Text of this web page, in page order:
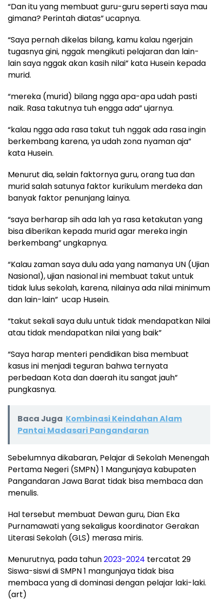
“Dan itu yang membuat guru-guru seperti saya mau
gimana? Perintah diatas” ucapnya.
“Saya pernah dikelas bilang, kamu kalau ngerjain
tugasnya gini, nggak mengikuti pelajaran dan lain-
lain saya nggak akan kasih nilai” kata Husein kepada
murid.
“mereka (murid) bilang ngga apa-apa udah pasti
naik. Rasa takutnya tuh engga ada” ujarnya.
“kalau ngga ada rasa takut tuh nggak ada rasa ingin
berkembang karena, ya udah zona nyaman aja”
kata Husein.
Menurut dia, selain faktornya guru, orang tua dan
murid salah satunya faktor kurikulum merdeka dan
banyak faktor penunjang lainya.
“saya berharap sih ada lah ya rasa ketakutan yang
bisa diberikan kepada murid agar mereka ingin
berkembang” ungkapnya.
“Kalau zaman saya dulu ada yang namanya UN (Ujian
Nasional), ujian nasional ini membuat takut untuk
tidak lulus sekolah, karena, nilainya ada nilai minimum
dan lain-lain” ucap Husein.
“takut sekali saya dulu untuk tidak mendapatkan Nilai
atau tidak mendapatkan nilai yang baik”
“Saya harap menteri pendidikan bisa membuat
kasus ini menjadi teguran bahwa ternyata
perbedaan Kota dan daerah itu sangat jauh”
pungkasnya.
Baca Juga Kombinasi Keindahan Alam
Pantai Madasari Pangandaran
Sebelumnya dikabaran, Pelajar di Sekolah Menengah
Pertama Negeri (SMPN) 1 Mangunjaya kabupaten
Pangandaran Jawa Barat tidak bisa membaca dan
menulis.
Hal tersebut membuat Dewan guru, Dian Eka
Purnamawati yang sekaligus koordinator Gerakan
Literasi Sekolah (GLS) merasa miris.
Menurutnya, pada tahun2023-2024 tercatat 29
Siswa-siswi di SMPN 1 mangunjaya tidak bisa
membaca yang di dominasi dengan pelajar laki-laki.
(art)